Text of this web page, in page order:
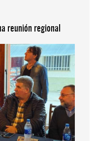
reunión regional